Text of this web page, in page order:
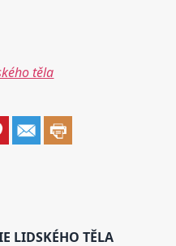
těla
LIDSKÉHO TĚLA